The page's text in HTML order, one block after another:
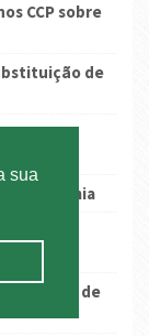
sua
CCP sobre
de
de
à pandemia
se até 16 de